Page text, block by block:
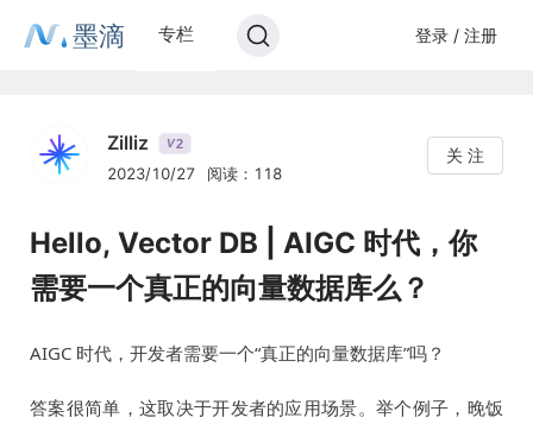
墨滴 专栏 登录 / 注册
Zilliz V2
2023/10/27 阅读：118
关 注
Hello, Vector DB | AIGC 时代，你
需要一个真正的向量数据库么？
AIGC 时代，开发者需要一个“真正的向量数据库”吗？
答案很简单，这取决于开发者的应用场景。举个例子，晚饭